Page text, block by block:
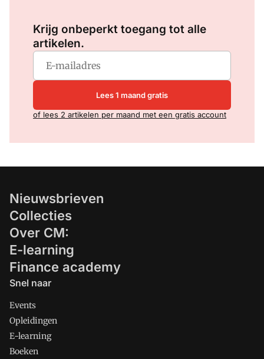
Krijg onbeperkt toegang tot alle
artikelen.
Lees 1 maand gratis
of lees 2 artikelen per maand met een gratis account
Nieuwsbrieven
Collecties
Over CM:
E-learning
Finance academy
Snel naar
Events
Opleidingen
E-learning
Boeken